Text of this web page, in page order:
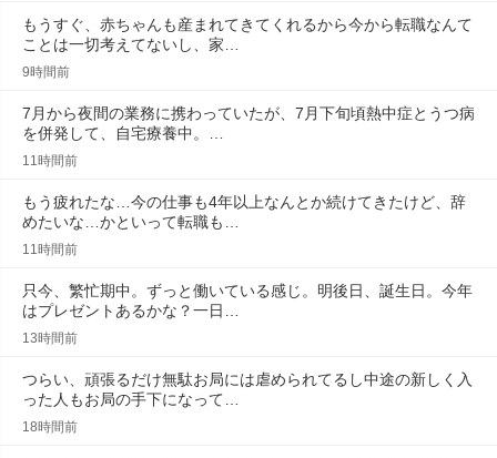
もうすぐ、赤ちゃんも産まれてきてくれるから今から転職なんて
ことは一切考えてないし、家…
9時間前
7月から夜間の業務に携わっていたが、7月下旬頃熱中症とうつ病
を併発して、自宅療養中。…
11時間前
もう疲れたな…今の仕事も4年以上なんとか続けてきたけど、辞
めたいな…かといって転職も…
11時間前
只今、繁忙期中。ずっと働いている感じ。明後日、誕生日。今年
はプレゼントあるかな？一日…
13時間前
つらい、頑張るだけ無駄お局には虐められてるし中途の新しく入
った人もお局の手下になって…
18時間前